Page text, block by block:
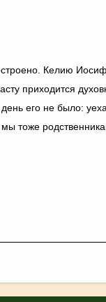
Келию
приходится
его не было:
тоже